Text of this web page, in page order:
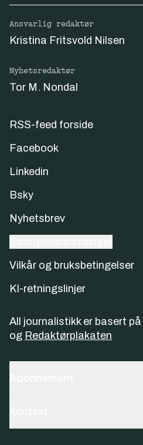
Ansvarlig redaktør
Kristina Fritsvold Nilsen
Nyhetsredaktør
Tor M. Nondal
RSS-feed forside
Facebook
Linkedin
Bsky
Nyhetsbrev
Vilkår og bruksbetingelser
KI-retningslinjer
All journalistikk er basert på
og Redaktørplakaten